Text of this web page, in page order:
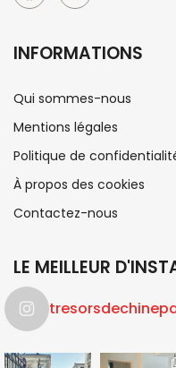
INFORMATIONS
Qui sommes-nous
Mentions légales
Politique de
À propos des cookies
Contactez-nous
LE MEILLEUR